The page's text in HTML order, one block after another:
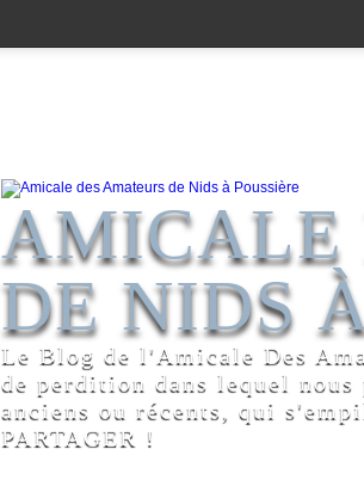
AMICALE
DE NIDS
Le Blog de l'Amicale Des
de perdition dans lequel
anciens ou récents, qui
PARTAGER !